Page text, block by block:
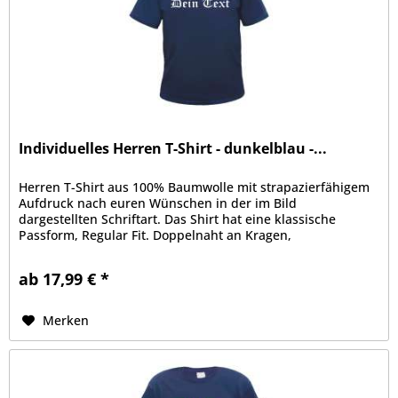
Individuelles Herren T-Shirt - dunkelblau -...
Herren T-Shirt aus 100% Baumwolle mit strapazierfähigem
Aufdruck nach euren Wünschen in der im Bild
dargestellten Schriftart. Das Shirt hat eine klassische
Passform, Regular Fit. Doppelnaht an Kragen,
ab 17,99 € *
Merken